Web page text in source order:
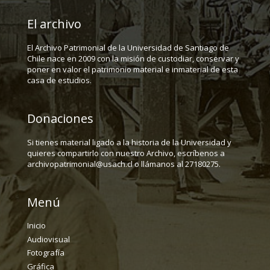
El archivo
El Archivo Patrimonial de la Universidad de Santiago de
Chile nace en 2009 con la misión de custodiar, conservar y
poner en valor el patrimonio material e inmaterial de esta
casa de estudios.
Donaciones
Si tienes material ligado a la historia de la Universidad y
quieres compartirlo con nuestro Archivo, escríbenos a
archivopatrimonial@usach.cl o llámanos al 27180275.
Menú
Inicio
Audiovisual
Fotografía
Gráfica